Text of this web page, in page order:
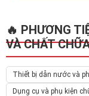
🔥 PHƯƠNG
VÀ CHẤT
Thiết bị dẫn nước và
Dụng cụ và phụ kiện